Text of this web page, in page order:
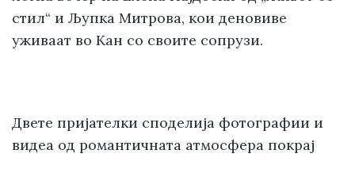
стил“ и Љупка Митрова, кои деновиве
уживаат во Кан со своите сопрузи.
Двете пријателки споделија фотографии и
видеа од романтичната атмосфера покрај